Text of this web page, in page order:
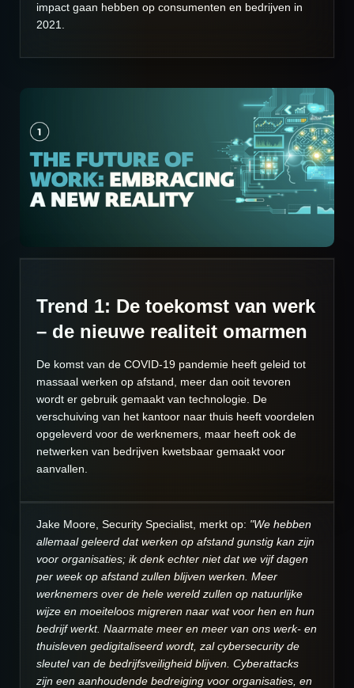
impact gaan hebben op consumenten en bedrijven in
2021.
Trend 1: De toekomst van werk
– de nieuwe realiteit omarmen
De komst van de COVID-19 pandemie heeft geleid tot
massaal werken op afstand, meer dan ooit tevoren
wordt er gebruik gemaakt van technologie. De
verschuiving van het kantoor naar thuis heeft voordelen
opgeleverd voor de werknemers, maar heeft ook de
netwerken van bedrijven kwetsbaar gemaakt voor
aanvallen.
Jake Moore, Security Specialist, merkt op: "We hebben
allemaal geleerd dat werken op afstand gunstig kan zijn
voor organisaties; ik denk echter niet dat we vijf dagen
per week op afstand zullen blijven werken. Meer
werknemers over de hele wereld zullen op natuurlijke
wijze en moeiteloos migreren naar wat voor hen en hun
bedrijf werkt. Naarmate meer en meer van ons werk- en
thuisleven gedigitaliseerd wordt, zal cybersecurity de
sleutel van de bedrijfsveiligheid blijven. Cyberattacks
zijn een aanhoudende bedreiging voor organisaties, en